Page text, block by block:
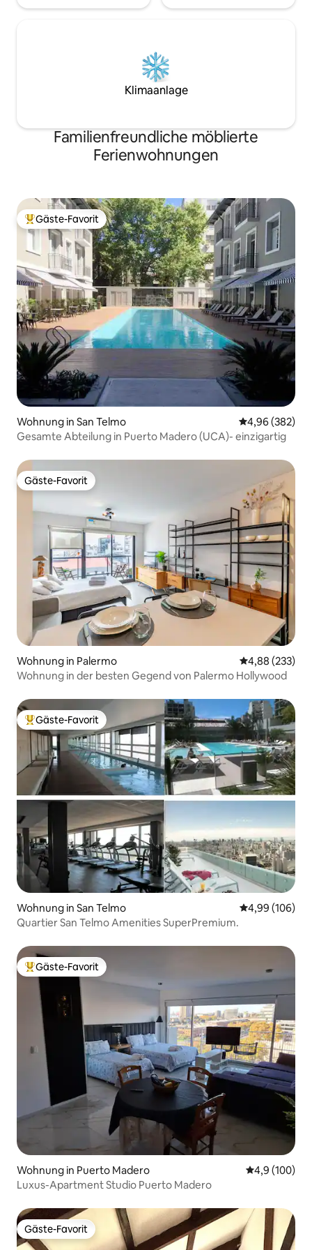
Klimaanlage
Familienfreundliche möblierte
Ferienwohnungen
Beliebter Gäste-Favorit.
Gäste-Favorit
Wohnung in San Telmo
4,96 (382)
Gesamte Abteilung in Puerto Madero (UCA)- einzigartig
Gäste-Favorit
Gäste-Favorit
Wohnung in Palermo
4,88 (233)
Wohnung in der besten Gegend von Palermo Hollywood
Beliebter Gäste-Favorit.
Gäste-Favorit
Wohnung in San Telmo
4,99 (106)
Quartier San Telmo Amenities SuperPremium.
Beliebter Gäste-Favorit.
Gäste-Favorit
Wohnung in Puerto Madero
4,9 (100)
Luxus-Apartment Studio Puerto Madero
Gäste-Favorit
Gäste-Favorit